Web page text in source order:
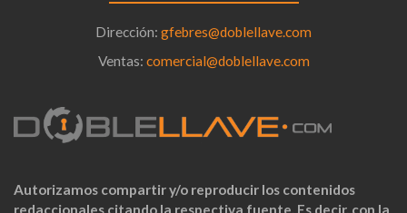
Dirección: gfebres@doblellave.com
Ventas: comercial@doblellave.com
Autorizamos compartir y/o reproducir los contenidos
redaccionales citando la respectiva fuente. Es decir, con la